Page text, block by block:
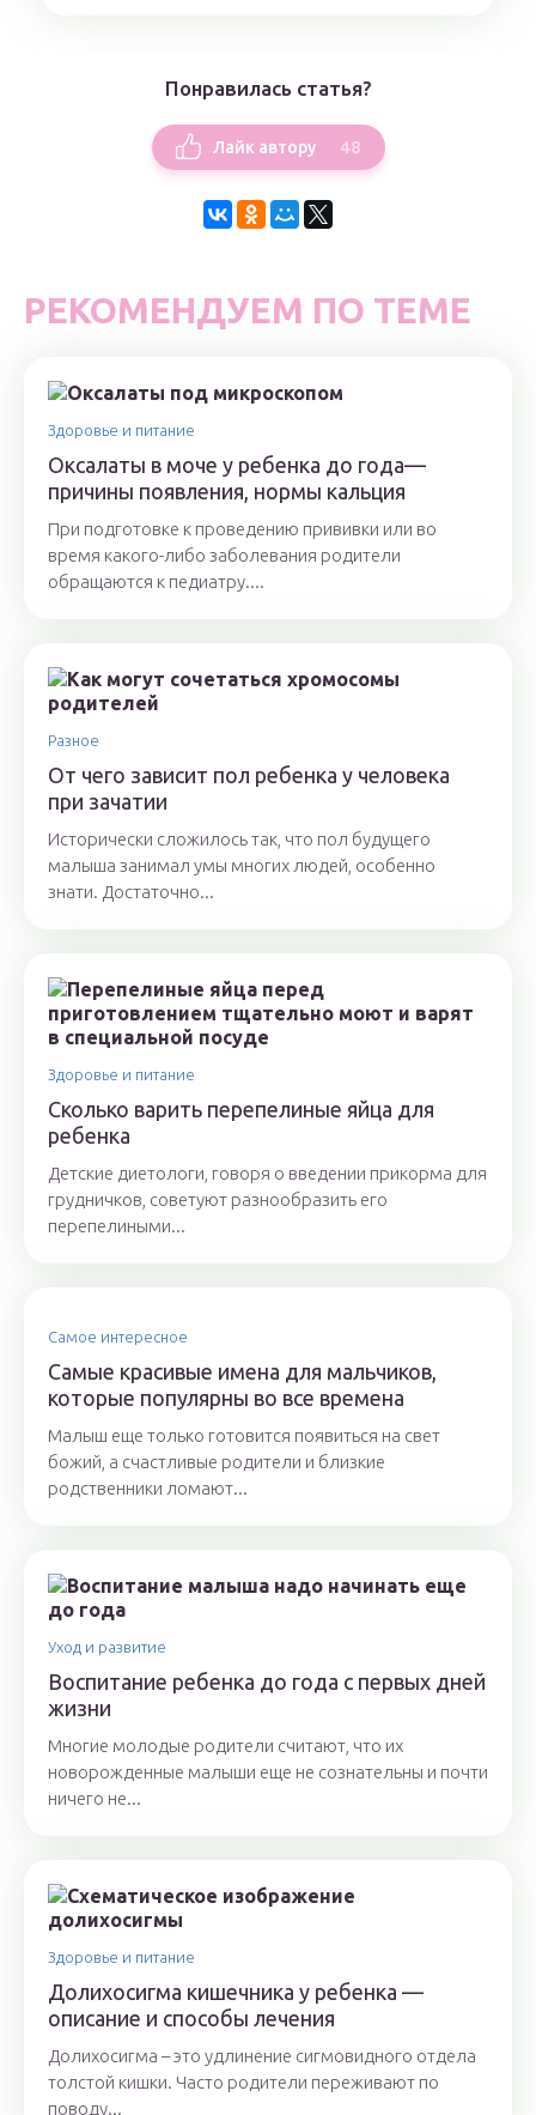
Понравилась статья?
Лайк автору 48
РЕКОМЕНДУЕМ ПО ТЕМЕ
Здоровье и питание
Оксалаты в моче у ребенка до года—
причины появления, нормы кальция
При подготовке к проведению прививки или во
время какого-либо заболевания родители
обращаются к педиатру....
Разное
От чего зависит пол ребенка у человека
при зачатии
Исторически сложилось так, что пол будущего
малыша занимал умы многих людей, особенно
знати. Достаточно...
Здоровье и питание
Сколько варить перепелиные яйца для
ребенка
Детские диетологи, говоря о введении прикорма для
грудничков, советуют разнообразить его
перепелиными...
Самое интересное
Самые красивые имена для мальчиков,
которые популярны во все времена
Малыш еще только готовится появиться на свет
божий, а счастливые родители и близкие
родственники ломают...
Уход и развитие
Воспитание ребенка до года с первых дней
жизни
Многие молодые родители считают, что их
новорожденные малыши еще не сознательны и почти
ничего не...
Здоровье и питание
Долихосигма кишечника у ребенка —
описание и способы лечения
Долихосигма – это удлинение сигмовидного отдела
толстой кишки. Часто родители переживают по
поводу...